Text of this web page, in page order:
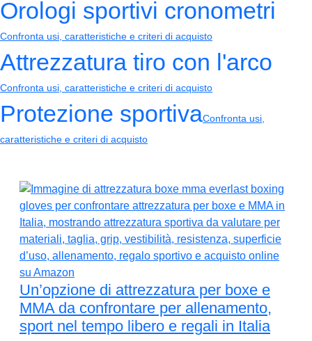
Orologi sportivi cronometri
Confronta usi, caratteristiche e criteri di acquisto
Attrezzatura tiro con l'arco
Confronta usi, caratteristiche e criteri di acquisto
Protezione sportivaConfronta usi,
caratteristiche e criteri di acquisto
Un’opzione di attrezzatura per boxe e
MMA da confrontare per allenamento,
sport nel tempo libero e regali in Italia